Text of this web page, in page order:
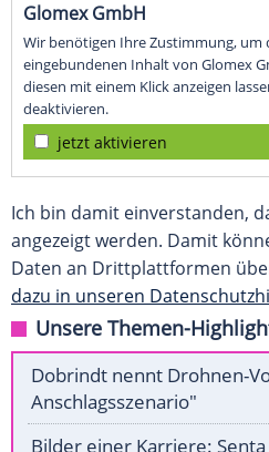
Glomex GmbH
Wir benötigen Ihre Zustimmung, um
eingebundenen Inhalt von Glomex
diesen mit einem Klick anzeigen
deaktivieren.
jetzt aktivieren
Ich bin damit einverstanden,
angezeigt werden. Damit
Daten an Drittplattformen
dazu in unseren
Unsere Themen-
Dobrindt nennt Drohnen-
Anschlagsszenario"
Bilder einer Karriere: